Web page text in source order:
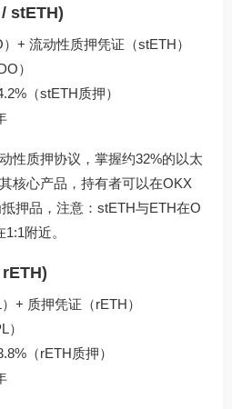
stETH)
+ 流动性质押凭证（stETH）
）
（stETH质押）
性质押协议，掌握约32%的以太
核心产品，持有者可以在OKX
押品，注意：stETH与ETH在O
附近。
+ 质押凭证（rETH）
）
（rETH质押）